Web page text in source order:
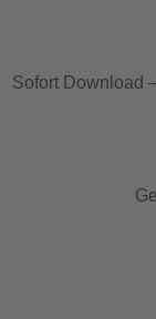
Sofort Download